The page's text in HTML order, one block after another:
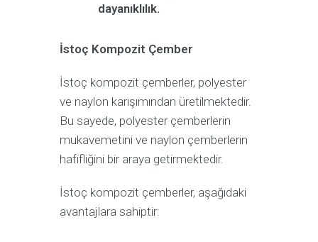
dayanıklılık.
İstoç Kompozit Çember
İstoç kompozit çemberler, polyester
ve naylon karışımından üretilmektedir.
Bu sayede, polyester çemberlerin
mukavemetini ve naylon çemberlerin
hafifliğini bir araya getirmektedir.
İstoç kompozit çemberler, aşağıdaki
avantajlara sahiptir: